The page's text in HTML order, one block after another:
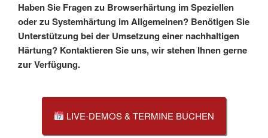
Haben Sie Fragen zu Browserhärtung im Speziellen
oder zu Systemhärtung im Allgemeinen? Benötigen Sie
Unterstützung bei der Umsetzung einer nachhaltigen
Härtung? Kontaktieren Sie uns, wir stehen Ihnen gerne
zur Verfügung.
LIVE-DEMOS & TERMINE BUCHEN